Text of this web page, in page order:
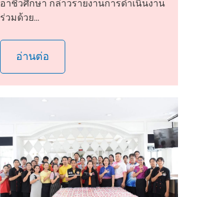
อาชีวศึกษา กล่าวรายงานการดำเนินงาน
ร่วมด้วย...
อ่านต่อ